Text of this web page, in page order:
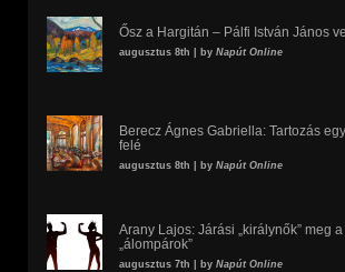
Ősz a Hargitán – Pálfi István János
augusztus 8th | by Napút Online
Berecz Ágnes Gabriella: Tartozás
felé
augusztus 8th | by Napút Online
Arany Lajos: Járási „királynők” meg
„álompárok”
augusztus 7th | by Napút Online